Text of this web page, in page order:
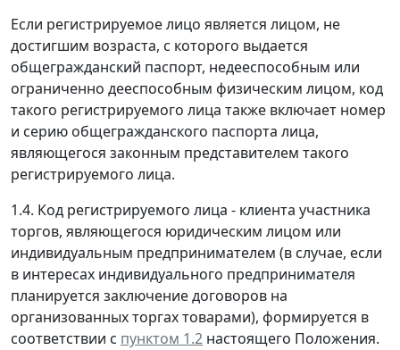
Если регистрируемое лицо является лицом, не
достигшим возраста, с которого выдается
общегражданский паспорт, недееспособным или
ограниченно дееспособным физическим лицом, код
такого регистрируемого лица также включает номер
и серию общегражданского паспорта лица,
являющегося законным представителем такого
регистрируемого лица.
1.4. Код регистрируемого лица - клиента участника
торгов, являющегося юридическим лицом или
индивидуальным предпринимателем (в случае, если
в интересах индивидуального предпринимателя
планируется заключение договоров на
организованных торгах товарами), формируется в
соответствии с пунктом 1.2 настоящего Положения.